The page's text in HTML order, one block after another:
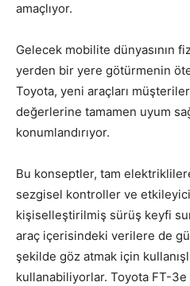
amaçlıyor.
Gelecek mobilite dünyasının
yerden bir yere götürmenin
Toyota, yeni araçları
değerlerine tamamen uyum
konumlandırıyor.
Bu konseptler, tam
sezgisel kontroller ve etkileyici
kişiselleştirilmiş sürüş keyfi
araç içerisindeki verilere de
şekilde göz atmak için
kullanabiliyorlar. Toyota FT-